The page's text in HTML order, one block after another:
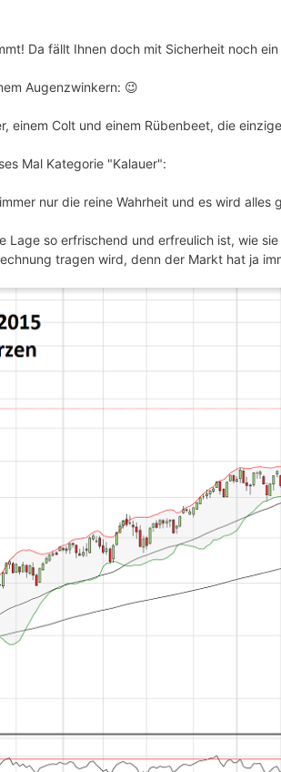
Da fällt Ihnen doch mit Sicherheit noch
Augenzwinkern: 😉
einem Colt und einem Rübenbeet, die
Mal Kategorie "Kalauer":
nur die reine Wahrheit und es wird alles
Lage so erfrischend und erfreulich ist, wie
tragen wird, denn der Markt hat ja